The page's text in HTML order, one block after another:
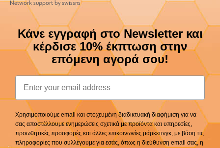
Network support by swissns
Κάνε εγγραφή στο Newsletter και
κέρδισε 10% έκπτωση στην
επόμενη αγορά σου!
Email
Χρησιμοποιούμε email και στοχευμένη διαδικτυακή διαφήμιση για να
σας αποστέλλουμε ενημερώσεις σχετικά με προϊόντα και υπηρεσίες,
προωθητικές προσφορές και άλλες επικοινωνίες μάρκετινγκ, με βάση τις
πληροφορίες που συλλέγουμε για εσάς, όπως η διεύθυνση email σας, η